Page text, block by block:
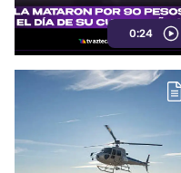
0:24